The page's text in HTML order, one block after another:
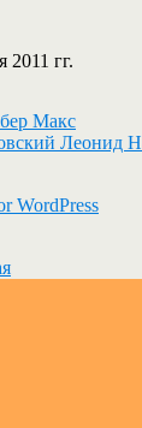
2011 гг.
Макс
Леонид
WordPress